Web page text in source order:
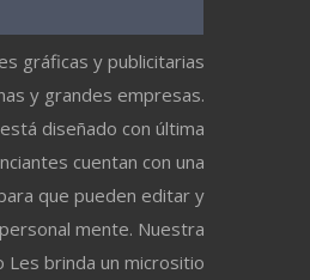
gráficas y publicitarias
y grandes empresas.
diseñado con última
cuentan con una
que pueden editar y
mente. Nuestra
brinda un micrositio